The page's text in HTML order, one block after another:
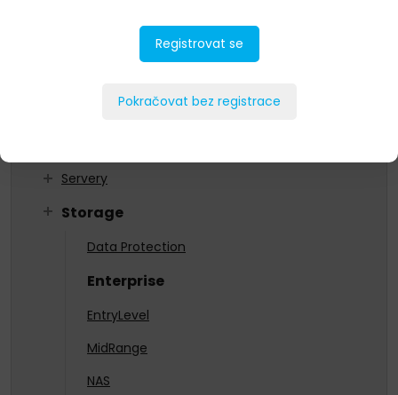
Datacenterová infrastruktura
Servery
Storage
Data Protection
Enterprise
EntryLevel
MidRange
NAS
Registrovat se
Pokračovat bez registrace